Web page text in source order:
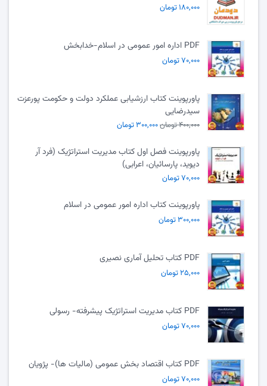
۱۸۰,۰۰۰ تومان
PDF اداره امور عمومی در اسلام-خدابخش
۷۰,۰۰۰ تومان
پاورپوینت کتاب ارزشیابی عملکرد دولت و حکومت پورعزت
سیدرضایی
۴۰۰,۰۰۰ تومان ۳۰۰,۰۰۰ تومان
پاورپوینت فصل اول کتاب مدیریت استراتژیک (فرد آر
دیوید، پارسائیان، اعرابی)
۷۰,۰۰۰ تومان
پاورپوینت کتاب اداره امور عمومی در اسلام
۳۰۰,۰۰۰ تومان
PDF کتاب تحلیل آماری نصیری
۲۵,۰۰۰ تومان
PDF کتاب مدیریت استراتژیک پیشرفته- رسولی
۷۰,۰۰۰ تومان
PDF کتاب اقتصاد بخش عمومی (مالیات ها)- پژویان
۷۰,۰۰۰ تومان